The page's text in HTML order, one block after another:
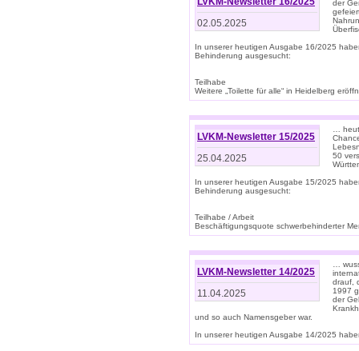
02.05.2025
der
In unserer heutigen Ausgabe 16/2025
Behinderung ausgesucht:
Teilhabe
Weitere „Toilette für alle“ in Heidelberg
LVKM-Newsletter 15/2025
25.04.2025
…
50
In unserer heutigen Ausgabe 15/2025
Behinderung ausgesucht:
Teilhabe / Arbeit
Beschäftigungsquote schwerbehinderter
LVKM-Newsletter 14/2025
11.04.2025
…
drauf,
1997
der
und so auch Namensgeber war.
In unserer heutigen Ausgabe 14/2025